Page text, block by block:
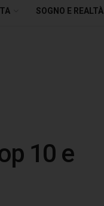
SOGNO E REALTÀ
10 e